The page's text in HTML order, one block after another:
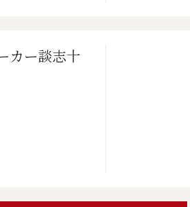
カー談志十